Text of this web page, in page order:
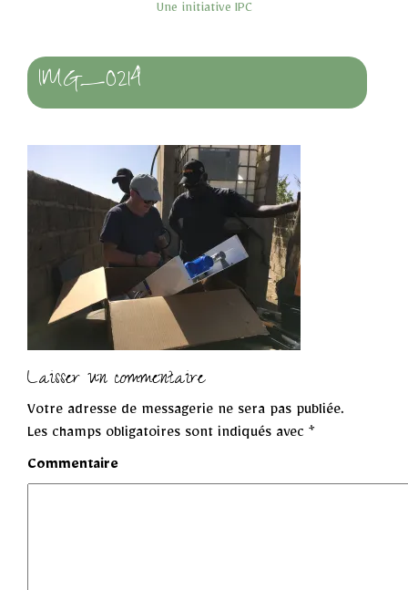
Une initiative IPC
IMG_0214
Laisser un commentaire
Votre adresse de messagerie ne sera pas publiée.
Les champs obligatoires sont indiqués avec *
Commentaire